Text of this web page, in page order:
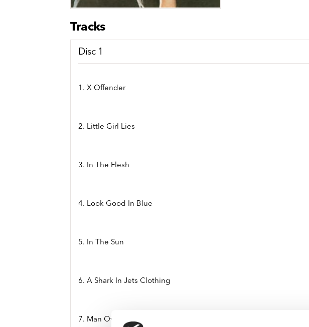
Classics
7 Inch singles
Bierviltjes
Tracks
Disc 1
1. X Offender
2. Little Girl Lies
3. In The Flesh
4. Look Good In Blue
5. In The Sun
6. A Shark In Jets Clothing
7. Man Overboard